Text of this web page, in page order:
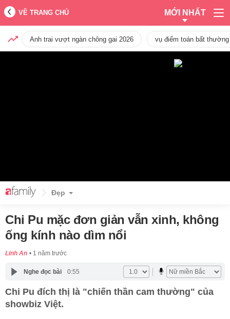
VỀ TRANG CHỦ MỚI NHẤT
Anh trai vượt ngàn chông gai 2026 vụ điểm toán bất
Đẹp
Chi Pu mặc đơn giản vẫn xinh, không
ống kính nào dìm nổi
Linh An 1 năm trước
Nghe đọc bài 0:55
Chi Pu đích thị là "chiến thần cam thường" của
showbiz Việt.